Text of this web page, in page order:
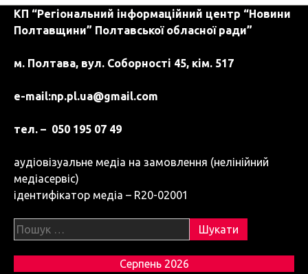
КП “Регіональний інформаційний центр “Новини
Полтавщини” Полтавської обласної ради”
м. Полтава, вул. Соборності 45, кім. 517
e-mail:np.pl.ua@gmail.com
тел. – 050 195 07 49
аудіовізуальне медіа на замовлення (нелінійний
медіасервіс)
ідентифікатор медіа – R20-02001
Пошук:
Серпень 2026